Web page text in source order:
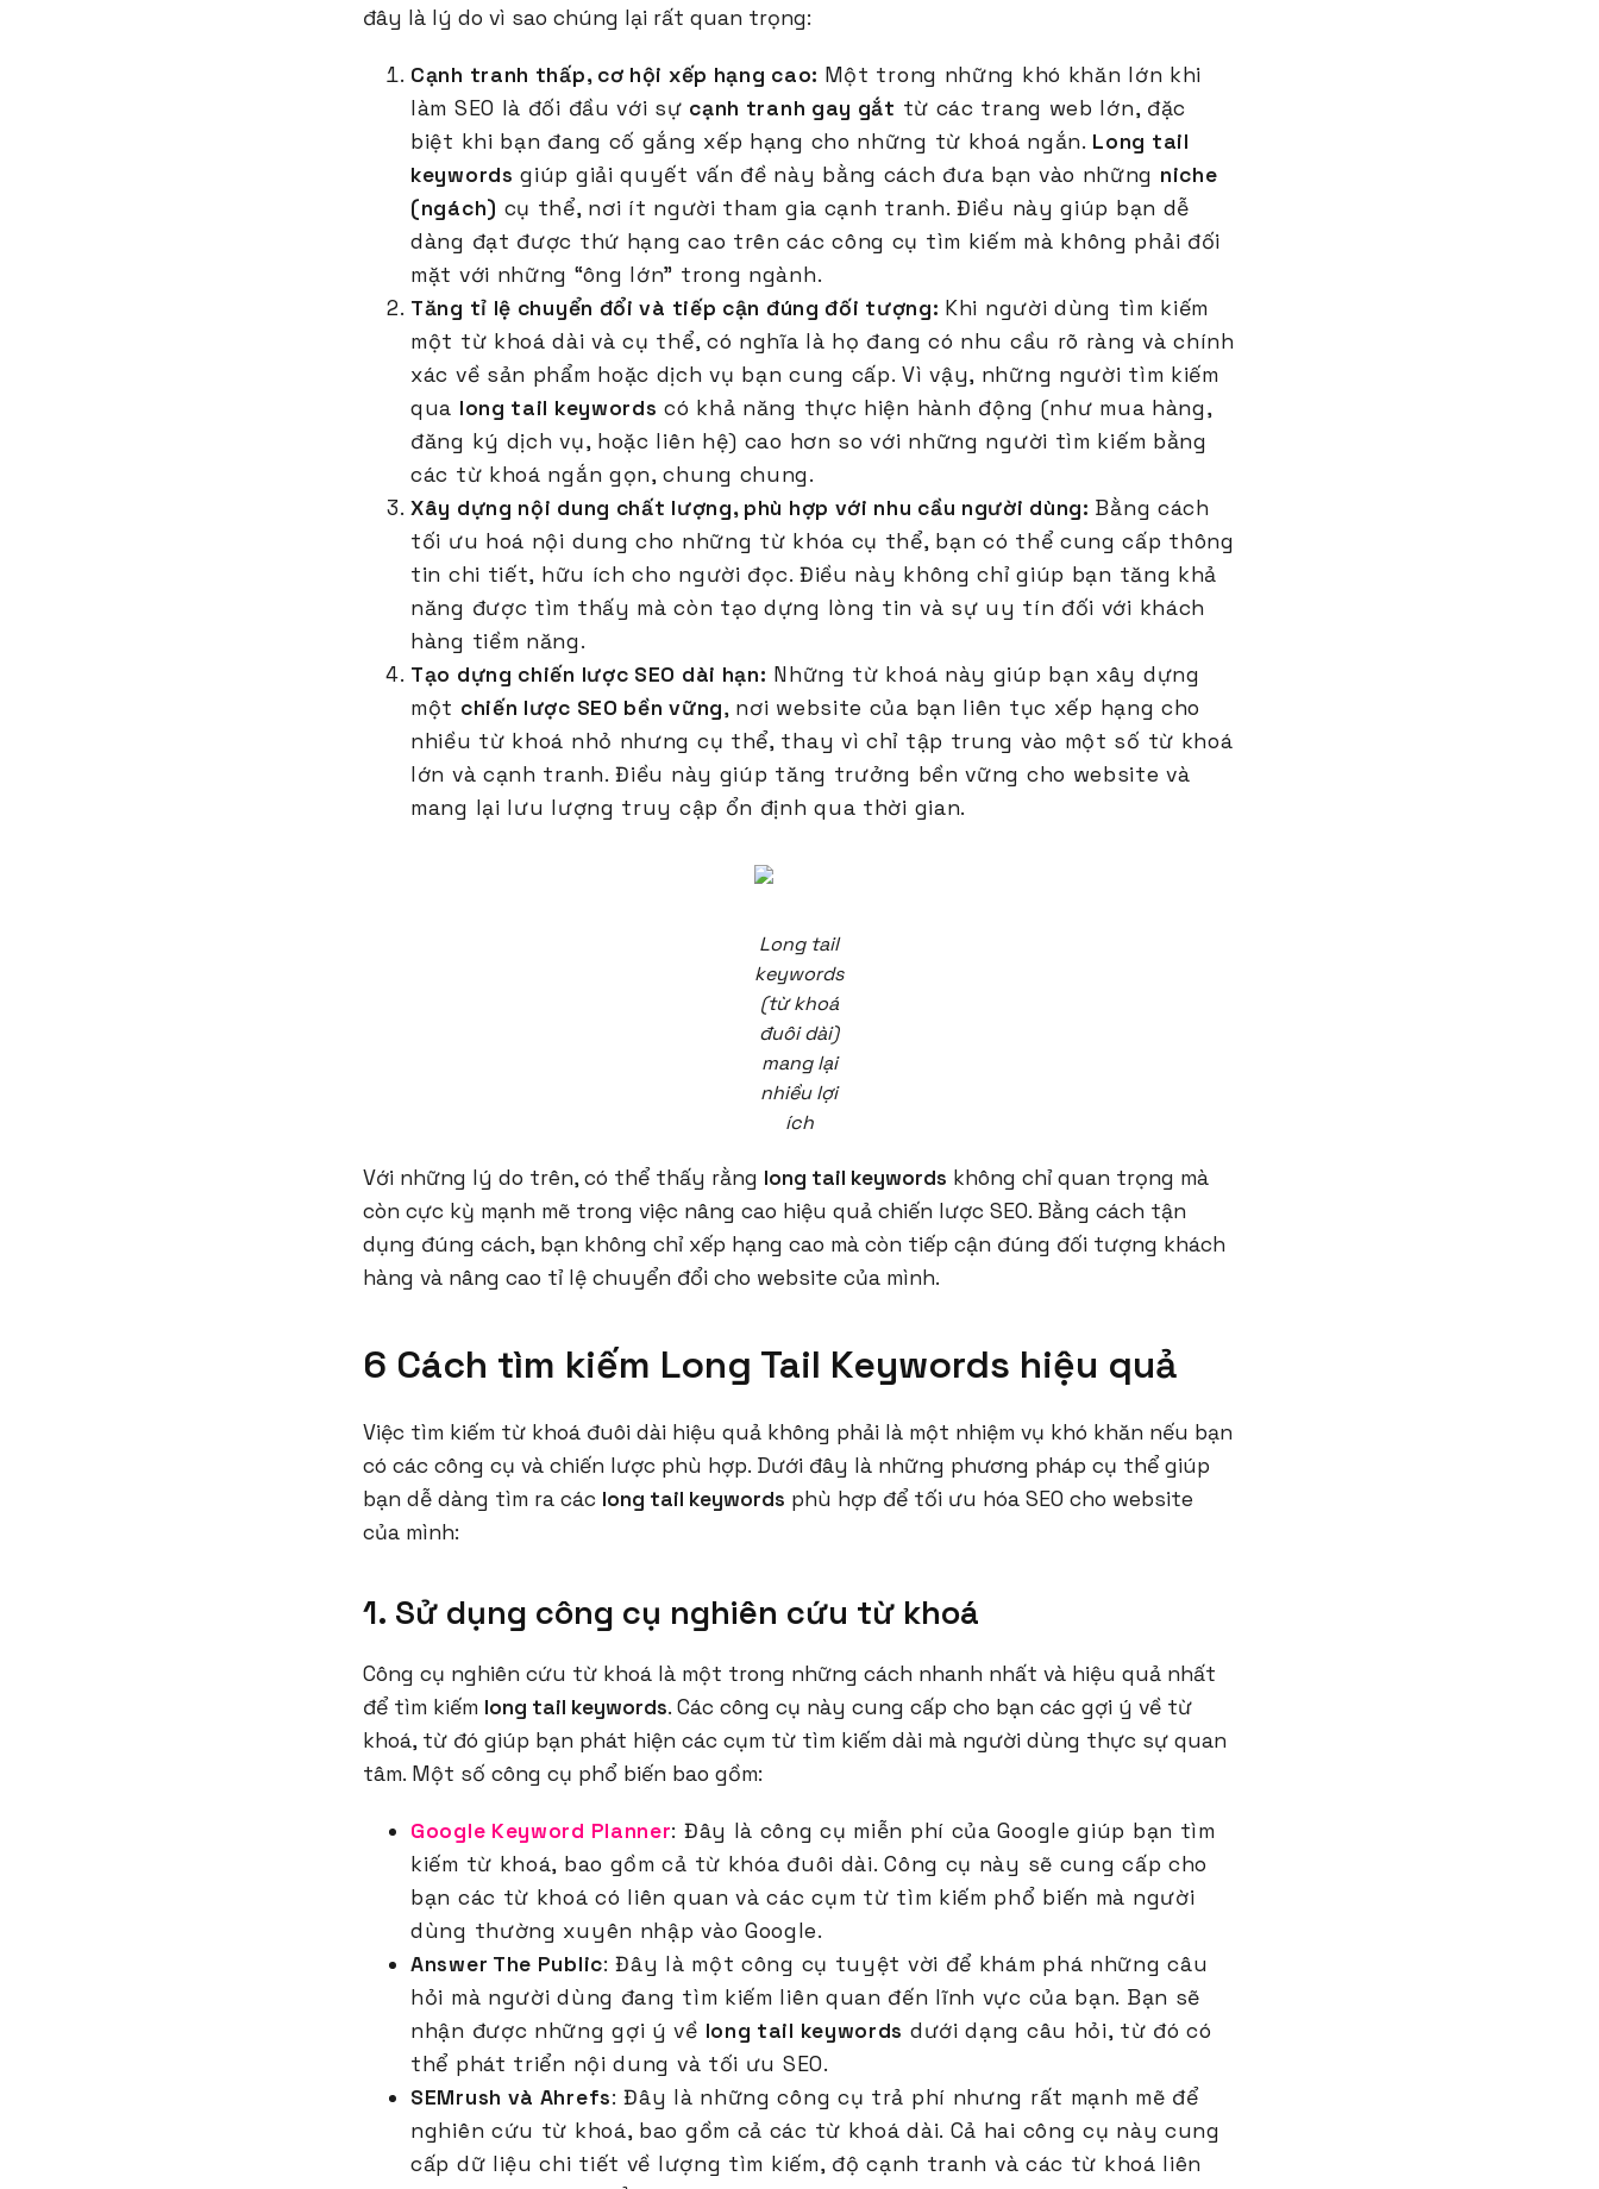
đây là lý do vì sao chúng lại rất quan trọng:
Cạnh tranh thấp, cơ hội xếp hạng cao: Một trong những khó khăn lớn khi
làm SEO là đối đầu với sự cạnh tranh gay gắt từ các trang web lớn, đặc
biệt khi bạn đang cố gắng xếp hạng cho những từ khoá ngắn. Long tail
keywords giúp giải quyết vấn đề này bằng cách đưa bạn vào những niche
(ngách) cụ thể, nơi ít người tham gia cạnh tranh. Điều này giúp bạn dễ
dàng đạt được thứ hạng cao trên các công cụ tìm kiếm mà không phải đối
mặt với những “ông lớn” trong ngành.
Tăng tỉ lệ chuyển đổi và tiếp cận đúng đối tượng: Khi người dùng tìm kiếm
một từ khoá dài và cụ thể, có nghĩa là họ đang có nhu cầu rõ ràng và chính
xác về sản phẩm hoặc dịch vụ bạn cung cấp. Vì vậy, những người tìm kiếm
qua long tail keywords có khả năng thực hiện hành động (như mua hàng,
đăng ký dịch vụ, hoặc liên hệ) cao hơn so với những người tìm kiếm bằng
các từ khoá ngắn gọn, chung chung.
Xây dựng nội dung chất lượng, phù hợp với nhu cầu người dùng: Bằng cách
tối ưu hoá nội dung cho những từ khóa cụ thể, bạn có thể cung cấp thông
tin chi tiết, hữu ích cho người đọc. Điều này không chỉ giúp bạn tăng khả
năng được tìm thấy mà còn tạo dựng lòng tin và sự uy tín đối với khách
hàng tiềm năng.
Tạo dựng chiến lược SEO dài hạn: Những từ khoá này giúp bạn xây dựng
một chiến lược SEO bền vững, nơi website của bạn liên tục xếp hạng cho
nhiều từ khoá nhỏ nhưng cụ thể, thay vì chỉ tập trung vào một số từ khoá
lớn và cạnh tranh. Điều này giúp tăng trưởng bền vững cho website và
mang lại lưu lượng truy cập ổn định qua thời gian.
Long tail
keywords
(từ khoá
đuôi dài)
mang lại
nhiều lợi
ích
Với những lý do trên, có thể thấy rằng long tail keywords không chỉ quan trọng mà
còn cực kỳ mạnh mẽ trong việc nâng cao hiệu quả chiến lược SEO. Bằng cách tận
dụng đúng cách, bạn không chỉ xếp hạng cao mà còn tiếp cận đúng đối tượng khách
hàng và nâng cao tỉ lệ chuyển đổi cho website của mình.
6 Cách tìm kiếm Long Tail Keywords hiệu quả
Việc tìm kiếm từ khoá đuôi dài hiệu quả không phải là một nhiệm vụ khó khăn nếu bạn
có các công cụ và chiến lược phù hợp. Dưới đây là những phương pháp cụ thể giúp
bạn dễ dàng tìm ra các long tail keywords phù hợp để tối ưu hóa SEO cho website
của mình:
1. Sử dụng công cụ nghiên cứu từ khoá
Công cụ nghiên cứu từ khoá là một trong những cách nhanh nhất và hiệu quả nhất
để tìm kiếm long tail keywords. Các công cụ này cung cấp cho bạn các gợi ý về từ
khoá, từ đó giúp bạn phát hiện các cụm từ tìm kiếm dài mà người dùng thực sự quan
tâm. Một số công cụ phổ biến bao gồm:
Google Keyword Planner: Đây là công cụ miễn phí của Google giúp bạn tìm
kiếm từ khoá, bao gồm cả từ khóa đuôi dài. Công cụ này sẽ cung cấp cho
bạn các từ khoá có liên quan và các cụm từ tìm kiếm phổ biến mà người
dùng thường xuyên nhập vào Google.
Answer The Public: Đây là một công cụ tuyệt vời để khám phá những câu
hỏi mà người dùng đang tìm kiếm liên quan đến lĩnh vực của bạn. Bạn sẽ
nhận được những gợi ý về long tail keywords dưới dạng câu hỏi, từ đó có
thể phát triển nội dung và tối ưu SEO.
SEMrush và Ahrefs: Đây là những công cụ trả phí nhưng rất mạnh mẽ để
nghiên cứu từ khoá, bao gồm cả các từ khoá dài. Cả hai công cụ này cung
cấp dữ liệu chi tiết về lượng tìm kiếm, độ cạnh tranh và các từ khoá liên